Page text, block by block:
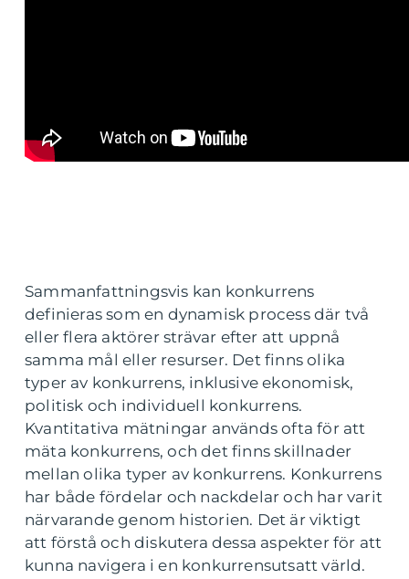
Sammanfattningsvis kan konkurrens
definieras som en dynamisk process där två
eller flera aktörer strävar efter att uppnå
samma mål eller resurser. Det finns olika
typer av konkurrens, inklusive ekonomisk,
politisk och individuell konkurrens.
Kvantitativa mätningar används ofta för att
mäta konkurrens, och det finns skillnader
mellan olika typer av konkurrens. Konkurrens
har både fördelar och nackdelar och har varit
närvarande genom historien. Det är viktigt
att förstå och diskutera dessa aspekter för att
kunna navigera i en konkurrensutsatt värld.